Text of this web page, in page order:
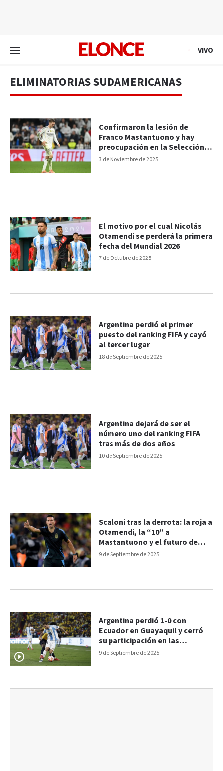
VIVO
ELIMINATORIAS SUDAMERICANAS
3 de Noviembre de 2025
Confirmaron la lesión de
Franco Mastantuono y hay
preocupación en la Selección
Argentina
7 de Octubre de 2025
El motivo por el cual Nicolás
Otamendi se perderá la primera
fecha del Mundial 2026
18 de Septiembre de 2025
Argentina perdió el primer
puesto del ranking FIFA y cayó
al tercer lugar
10 de Septiembre de 2025
Argentina dejará de ser el
número uno del ranking FIFA
tras más de dos años
9 de Septiembre de 2025
Scaloni tras la derrota: la roja a
Otamendi, la “10″ a
Mastantuono y el futuro de
Messi
9 de Septiembre de 2025
Argentina perdió 1-0 con
Ecuador en Guayaquil y cerró
su participación en las
Eliminatorias